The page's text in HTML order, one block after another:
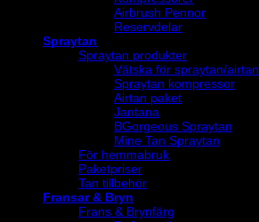
Airbrush Pennor
Reservdelar
Spraytan
Spraytan produkter
Vätska för spraytan/airtan
Spraytan kompressor
Airtan paket
Jantana
BGorgeous Spraytan
Mine Tan Spraytan
För hemmabruk
Paketpriser
Tan tillbehör
Fransar & Bryn
Frans & Brynfärg